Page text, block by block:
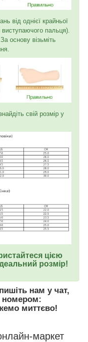
від однієї крайньої
пальця).
основу візьміть
свій розмір у
цією
розмір!
нам у чат,
номером:
миттєво!
маркет